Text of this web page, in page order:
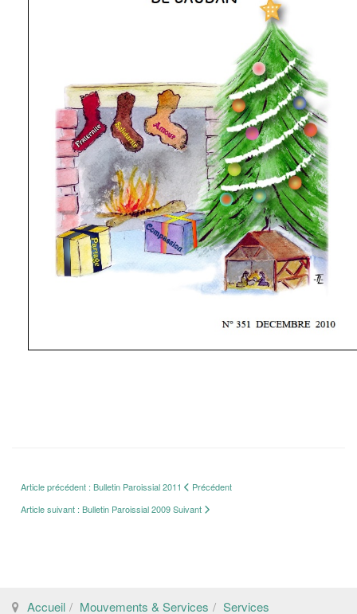
Article précédent : Bulletin Paroissial 2011
Précédent
Article suivant : Bulletin Paroissial 2009Suivant
Accueil Mouvements & Services Services